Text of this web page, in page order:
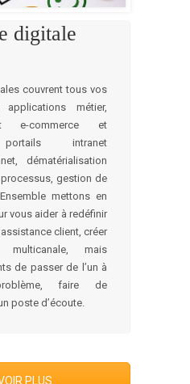
digitale
couvrent tous vos
métier,
e-commerce et
portails intranet
dématérialisation
gestion de
mettons en
vous aider à redéfinir
client, créer
multicanale, mais
de passer de l’un à
faire de
poste d’écoute.
PLUS